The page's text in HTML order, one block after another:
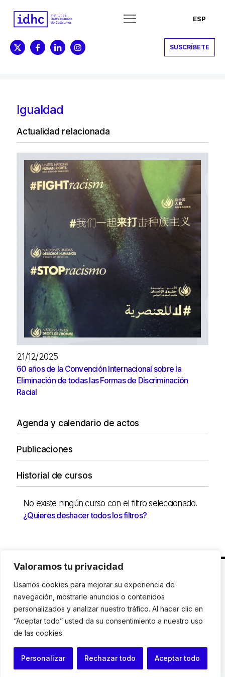
Valoramos tu privacidad
Usamos cookies para mejorar su experiencia de
navegación, mostrarle anuncios o contenidos
personalizados y analizar nuestro tráfico. Al hacer clic en
“Aceptar todo” usted da su consentimiento a nuestro uso
de las cookies.
Personalizar Rechazar todo Aceptar todo
ESP
SUSCRÍBETE
Igualdad
Actualidad relacionada
21/12/2025
60 años de la Convención Internacional sobre la
Eliminación de todas las Formas de Discriminación
Racial
Agenda y calendario de actos
Publicaciones
Historial de cursos
No existe ningún curso con el filtro seleccionado.
¿Quieres deshacer todos los filtros?
C. Avinyó 44, 2n | 08002 Barcelona |
T.: +34 93
119 03 72|institut@idhc.org
© Institut de Drets Humans de Catalunya.
Aviso legal|Cookies|Contacto